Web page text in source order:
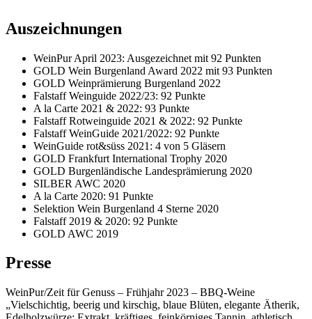
Auszeichnungen
WeinPur April 2023: Ausgezeichnet mit 92 Punkten
GOLD Wein Burgenland Award 2022 mit 93 Punkten
GOLD Weinprämierung Burgenland 2022
Falstaff Weinguide 2022/23: 92 Punkte
A la Carte 2021 & 2022: 93 Punkte
Falstaff Rotweinguide 2021 & 2022: 92 Punkte
Falstaff WeinGuide 2021/2022: 92 Punkte
WeinGuide rot&süss 2021: 4 von 5 Gläsern
GOLD Frankfurt International Trophy 2020
GOLD Burgenländische Landesprämierung 2020
SILBER AWC 2020
A la Carte 2020: 91 Punkte
Selektion Wein Burgenland 4 Sterne 2020
Falstaff 2019 & 2020: 92 Punkte
GOLD AWC 2019
Presse
WeinPur/Zeit für Genuss – Frühjahr 2023 – BBQ-Weine
„Vielschichtig, beerig und kirschig, blaue Blüten, elegante Ätherik,